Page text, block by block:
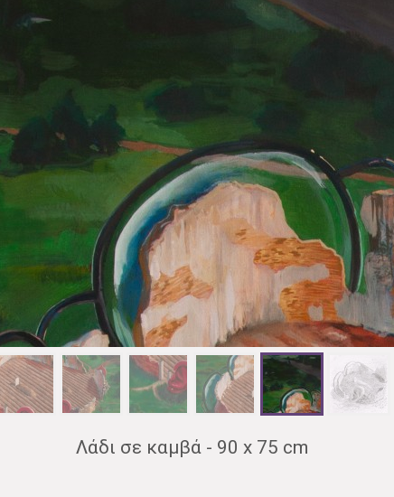
Λάδι σε καμβά - 90 x 75 cm